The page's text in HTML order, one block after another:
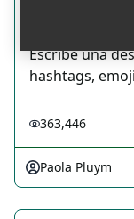
Escribe una
hashtags,
363,446
Paola Pluym